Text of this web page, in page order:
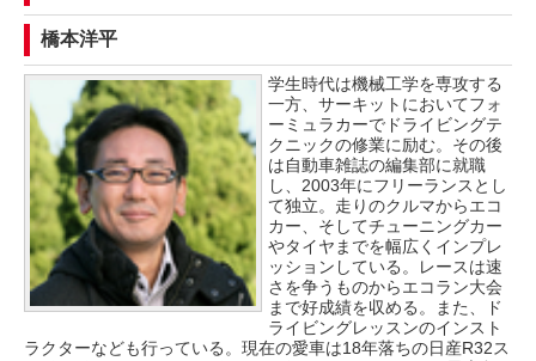
橋本洋平
学生時代は機械工学を専攻する
一方、サーキットにおいてフォ
ーミュラカーでドライビングテ
クニックの修業に励む。その後
は自動車雑誌の編集部に就職
し、2003年にフリーランスとし
て独立。走りのクルマからエコ
カー、そしてチューニングカー
やタイヤまでを幅広くインプレ
ッションしている。レースは速
さを争うものからエコラン大会
まで好成績を収める。また、ド
ライビングレッスンのインスト
ラクターなども行っている。現在の愛車は18年落ちの日産R32ス